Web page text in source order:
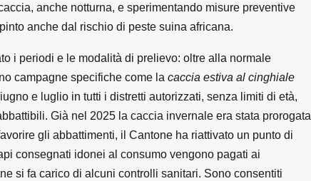
anche notturna, e sperimentando misure preventive
anche dal rischio di peste suina africana.
i periodi e le modalità di prelievo: oltre alla normale
campagne specifiche come la caccia estiva al cinghiale
e luglio in tutti i distretti autorizzati, senza limiti di età,
Già nel 2025 la caccia invernale era stata prorogata
gli abbattimenti, il Cantone ha riattivato un punto di
consegnati idonei al consumo vengono pagati ai
si fa carico di alcuni controlli sanitari. Sono consentiti